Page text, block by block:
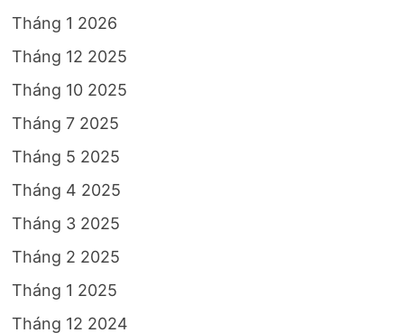
Tháng 1 2026
Tháng 12 2025
Tháng 10 2025
Tháng 7 2025
Tháng 5 2025
Tháng 4 2025
Tháng 3 2025
Tháng 2 2025
Tháng 1 2025
Tháng 12 2024